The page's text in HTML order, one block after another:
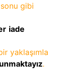
gibi
iade
yaklaşımla
.